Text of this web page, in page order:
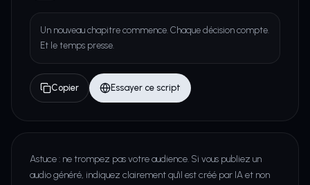
Un nouveau chapitre commence. Chaque décision compte.
Et le temps presse.
Copier Essayer ce script
Astuce : ne trompez pas votre audience. Si vous publiez un
audio généré, indiquez clairement qu'il est créé par IA et non